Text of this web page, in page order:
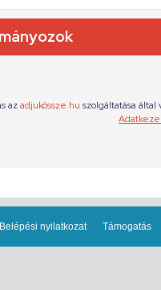
Belépési nyilatkozat Támogatás